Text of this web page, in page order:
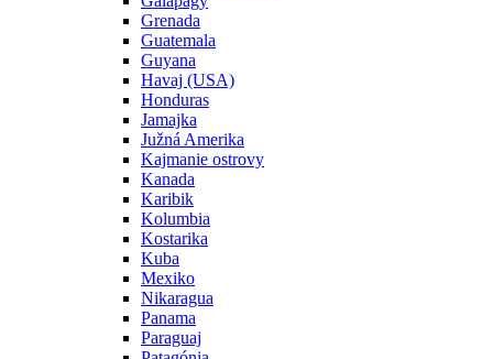
Grenada
Guatemala
Guyana
Havaj (USA)
Honduras
Jamajka
Južná Amerika
Kajmanie ostrovy
Kanada
Karibik
Kolumbia
Kostarika
Kuba
Mexiko
Nikaragua
Panama
Paraguaj